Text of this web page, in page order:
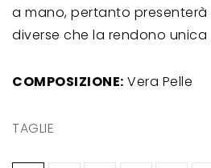
a mano, pertanto
diverse che la rendono unica
COMPOSIZIONE: Vera Pelle
TAGLIE